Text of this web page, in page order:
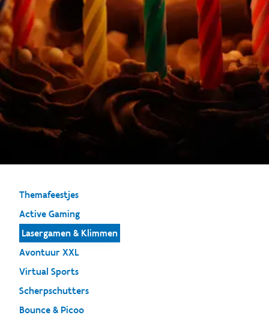
Themafeestjes
Active Gaming
Lasergamen & Klimmen
Avontuur XXL
Virtual Sports
Scherpschutters
Bounce & Picoo